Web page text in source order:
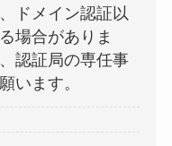
ドメイン認証以
場合がありま
認証局の専任事
います。